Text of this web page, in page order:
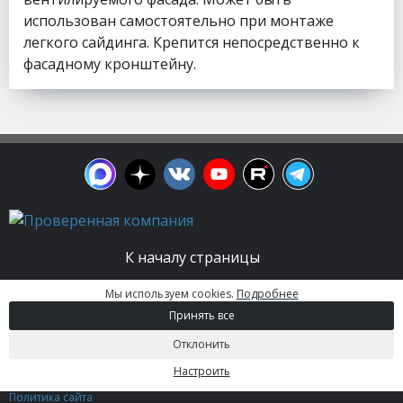
использован самостоятельно при монтаже
легкого сайдинга. Крепится непосредственно к
фасадному кронштейну.
К началу страницы
© 2003 - 2026. Апельсин group | Группа
строительных компаний Все права защищены.
Вся информация на этом сайте носит
информационный характер и не является
публичной офертой, определяемой положениями
Политика сайта
Мы используем cookies. Подробнее
Принять все
Отклонить
Настроить